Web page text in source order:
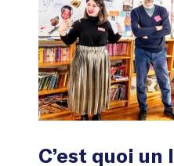
C’est quoi un